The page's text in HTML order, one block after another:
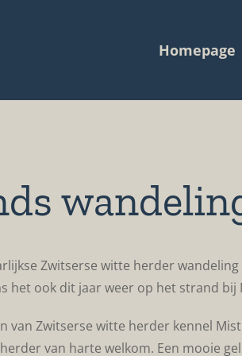
Homepage
Zwitserse witte herder
het ook dit jaar weer op het strand
van Zwitserse witte herder kennel
van harte welkom. Een mooie